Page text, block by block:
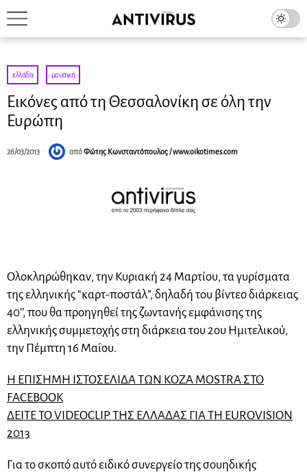
ελλάδα · μουσική
Εικόνες από τη Θεσσαλονίκη σε όλη την
Ευρώπη
26/03/2013 απόΦώτης Κωνσταντόπουλος / www.oikotimes.com
Ολοκληρώθηκαν, την Κυριακή 24 Μαρτίου, τα γυρίσματα
της ελληνικής “καρτ-ποστάλ”, δηλαδή του βίντεο διάρκειας
40’’, που θα προηγηθεί της ζωντανής εμφάνισης της
ελληνικής συμμετοχής στη διάρκεια του 2ου Ημιτελικού,
την Πέμπτη 16 Μαΐου.
Η ΕΠΙΣΗΜΗ ΙΣΤΟΣΕΛΙΔΑ ΤΩΝ KOZA MOSTRA ΣΤΟ
FACEBOOK
ΔΕΙΤΕ ΤΟ VIDEOCLIP ΤΗΣ ΕΛΛΑΔΑΣ ΓΙΑ ΤΗ EUROVISION
2013
Για το σκοπό αυτό ειδικό συνεργείο της σουηδικής